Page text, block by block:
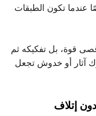
عندما تكون الطبقات
قوة، بل تفكيكه ثم
آثار أو خدوش تجعل
إتلاف